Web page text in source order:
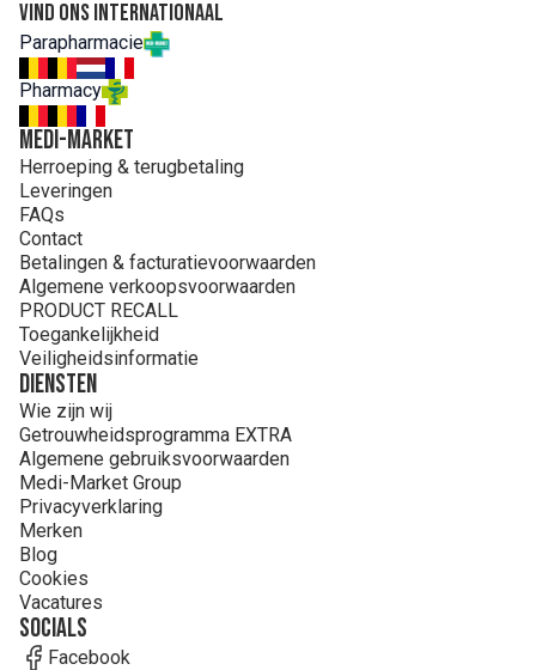
Nutrilon® Nutritonis niet geschikt voor te vroeg geboren
baby's en/of baby's met een te laag geboortegewicht. Niet
geschikt als enige voedingsbron.
Gebruik Nutrilon Nutriton® enkel onder medisch toezicht.
Nutricia is fier B Corp® gecertificeerd te zijn!
Samenstelling
Maltodextrine, 3,3% verdikkingsmiddel
(johannesbroodpitmeel), calciumcarbonaat, ijzersulfaat,
zinksulfaat.
Vind ons internationaal
Parapharmacie
Pharmacy
MEDI-MARKET
Herroeping & terugbetaling
Leveringen
FAQs
Contact
Betalingen & facturatievoorwaarden
Algemene verkoopsvoorwaarden
PRODUCT RECALL
Toegankelijkheid
Veiligheidsinformatie
Diensten
Wie zijn wij
Getrouwheidsprogramma EXTRA
Algemene gebruiksvoorwaarden
Medi-Market Group
Privacyverklaring
Merken
Blog
Cookies
Vacatures
Socials
Facebook